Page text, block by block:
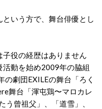
いう方で、舞台俳優とし
役の経歴はありません
活動を始め2009年の脇組
の劇団EXILEの舞台「ろく
舞台「渾屯鶏〜マロカレ
曾祖父」、「道雪」、